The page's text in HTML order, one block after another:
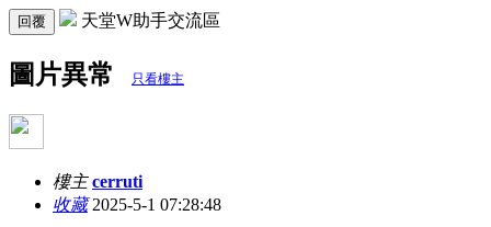
回覆 天堂W助手交流區
圖片異常 只看樓主
樓主 cerruti
收藏2025-5-1 07:28:48